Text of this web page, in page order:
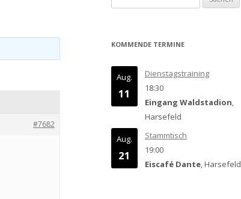
#7682
nach:
KOMMENDE TERMINE
Aug.
11
Dienstagstraining
18:30
Eingang Waldstadion,
Harsefeld
Aug.
21
Stammtisch
19:00
Eiscafé Dante, Harsefeld